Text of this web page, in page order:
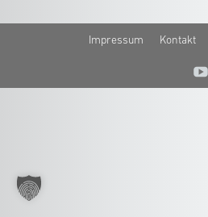
Impressum Kontakt